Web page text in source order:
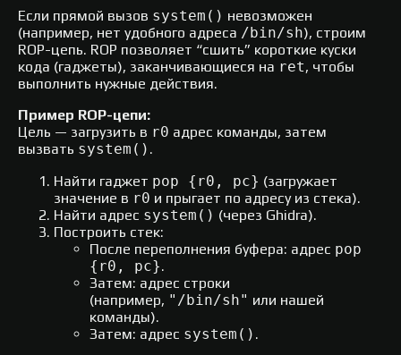
Если прямой вызов system() невозможен
(например, нет удобного адреса /bin/sh), строим
ROP-цепь. ROP позволяет “сшить” короткие куски
кода (гаджеты), заканчивающиеся на ret, чтобы
выполнить нужные действия.
Пример ROP-цепи:
Цель — загрузить в r0 адрес команды, затем
вызвать system() .
Найти гаджет pop {r0, pc} (загружает
значение в r0 и прыгает по адресу из стека).
Найти адрес system() (через Ghidra).
Построить стек:
После переполнения буфера: адрес pop
{r0, pc}.
Затем: адрес строки
(например, "/bin/sh" или нашей
команды).
Затем: адрес system() .